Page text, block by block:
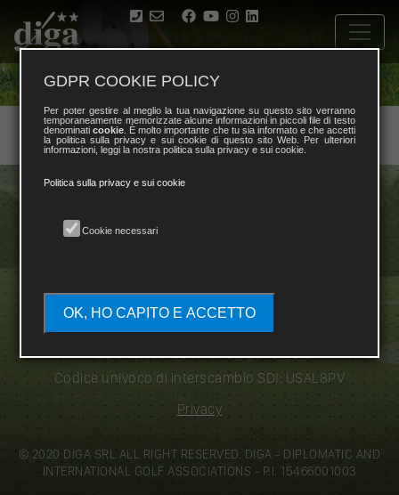
Via Cassia, 831 Scala B Int. 3 00189 Roma
+39 345 0711384-info@golfdiga.it
Codice univoco di interscambio SDI: USAL8PV
Privacy
© 2020 DIGA SRL ALL RIGHT RESERVED. DIGA - DIPLOMATIC AND
INTERNATIONAL GOLF ASSOCIATIONS - P.I. 15466001003
GDPR COOKIE POLICY
Per poter gestire al meglio la tua navigazione su questo sito verranno
temporaneamente memorizzate alcune informazioni in piccoli file di testo
denominaticookie . È molto importante che tu sia informato e che accetti
la politica sulla privacy e sui cookie di questo sito Web. Per ulteriori
informazioni, leggi la nostra politica sulla privacy e sui cookie.
Politica sulla privacy e sui cookie
Cookie necessari
OK, HO CAPITO E ACCETTO